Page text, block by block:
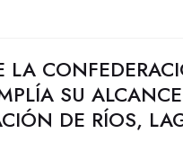
LA
SU
DE RÍOS,